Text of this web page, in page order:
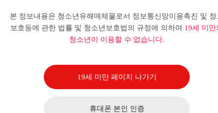
본 정보내용은 청소년유해매체물로서 정보통신망이용촉진 및 정
보호등에 관한 법률 및 청소년보호법의 규정에 의하여 19세 미만
청소년이 이용할 수 없습니다.
19세 미만 페이지 나가기
휴대폰 본인 인증